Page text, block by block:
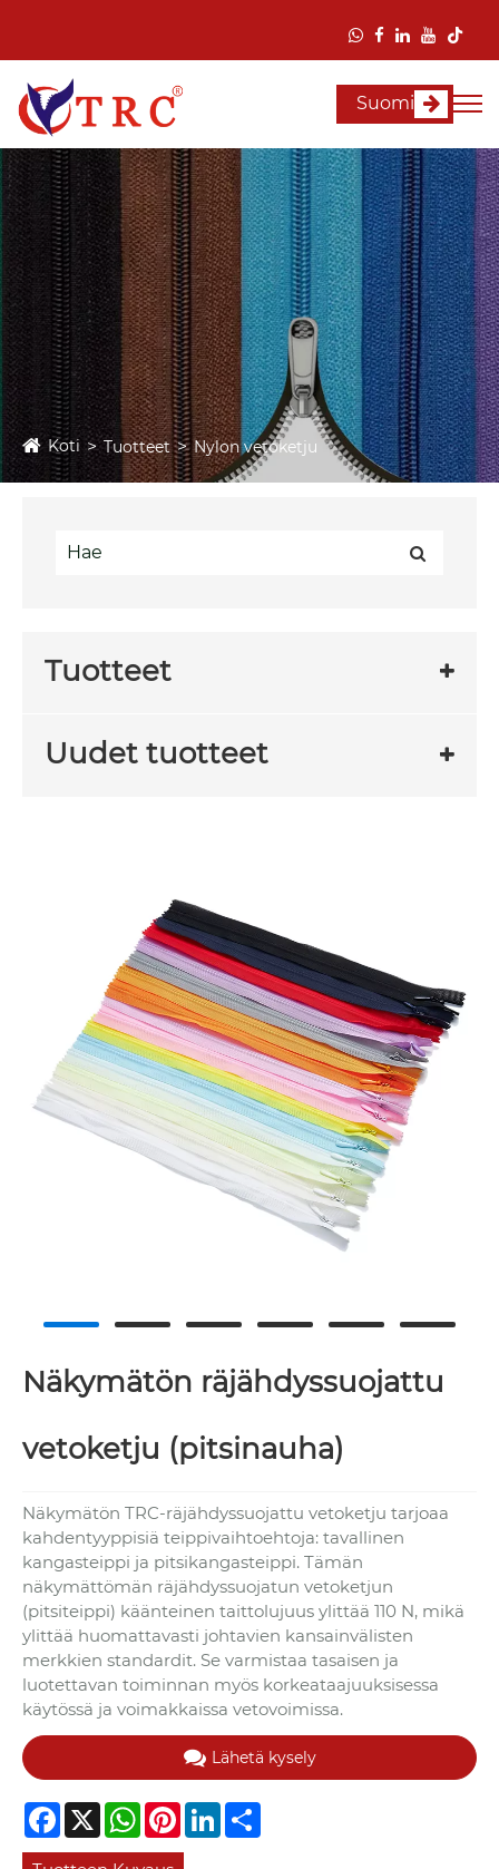
Suomi
Koti Tuotteet Nylon vetoketju
Tuotteet
Uudet tuotteet
Näkymätön räjähdyssuojattu
vetoketju (pitsinauha)
Näkymätön TRC-räjähdyssuojattu vetoketju tarjoaa
kahdentyyppisiä teippivaihtoehtoja: tavallinen
kangasteippi ja pitsikangasteippi. Tämän
näkymättömän räjähdyssuojatun vetoketjun
(pitsiteippi) käänteinen taittolujuus ylittää 110 N, mikä
ylittää huomattavasti johtavien kansainvälisten
merkkien standardit. Se varmistaa tasaisen ja
luotettavan toiminnan myös korkeataajuuksisessa
käytössä ja voimakkaissa vetovoimissa.
Lähetä kysely
Facebook
X WhatsApp
PinterestLinkedIn